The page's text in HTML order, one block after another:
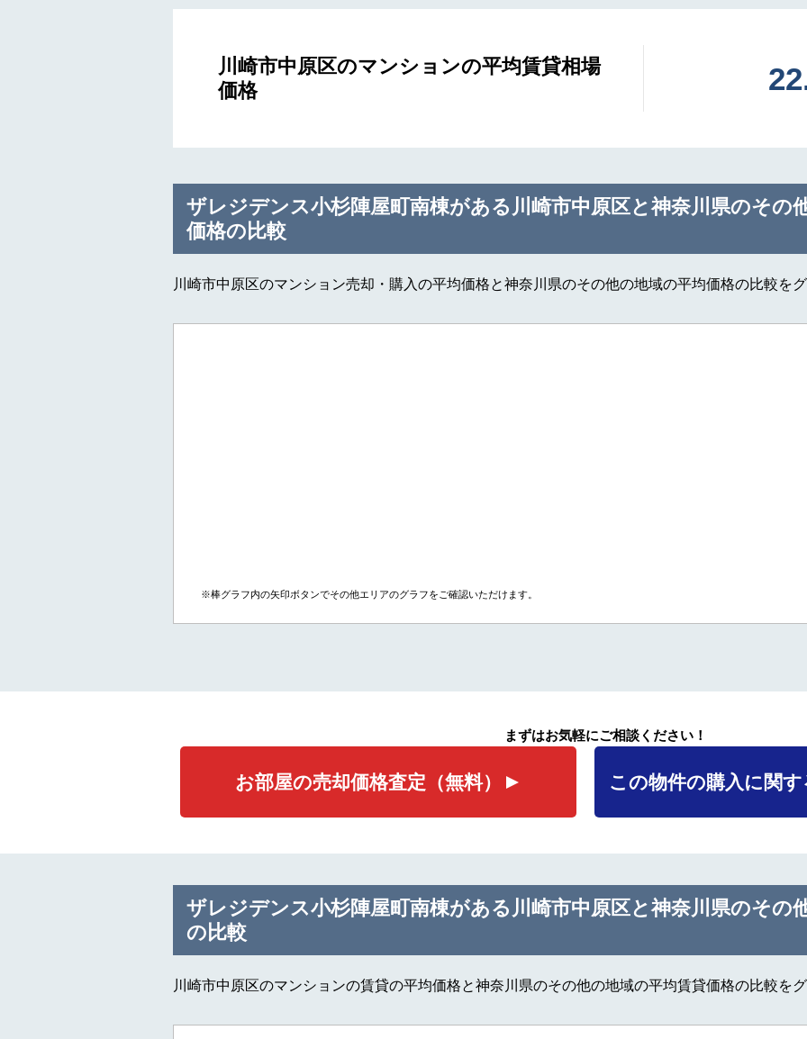
川崎市中原区のマンションの平均賃貸相場
価格
ザレジデンス小杉陣屋町南棟がある川崎市中原区と神奈川県のその
価格の比較
川崎市中原区のマンション売却・購入の平均価格と神奈川県のその他の地域の平均価格の比較を
※棒グラフ内の矢印ボタンでその他エリアのグラフをご確認いただけます。
まずはお気軽にご相談ください！
お部屋の売却価格査定 （無料） この物件の購入に関
ザレジデンス小杉陣屋町南棟がある川崎市中原区と神奈川県のその
の比較
川崎市中原区のマンションの賃貸の平均価格と神奈川県のその他の地域の平均賃貸価格の比較を